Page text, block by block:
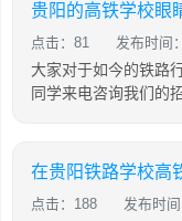
贵阳的高铁学校眼
点击：81 发布时间
大家对于如今的铁路
同学来电咨询我们的
在贵阳铁路学校高
点击：188 发布时